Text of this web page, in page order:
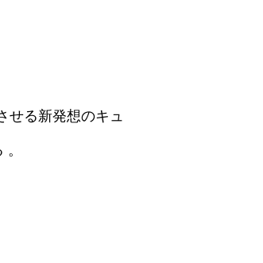
せる新発想のキュ